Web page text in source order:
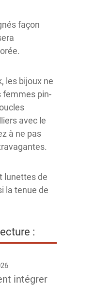
façon
les bijoux ne
femmes pin-
avec le
à ne pas
lunettes de
la tenue de
:
intégrer